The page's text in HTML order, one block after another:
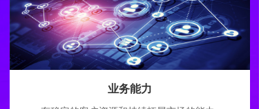
业务能力